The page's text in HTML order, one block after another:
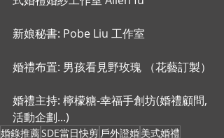
新娘秘書: Pobe Liu 工作室
婚禮布置: 男孩看見野玫瑰 （花藝訂製）
婚禮主持: 檸檬糖-幸福手創坊(婚禮顧問,
活動企劃...)
婚錄推薦SDE當日快剪 戶外證婚美式婚禮